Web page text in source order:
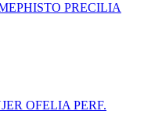
PRECILIA